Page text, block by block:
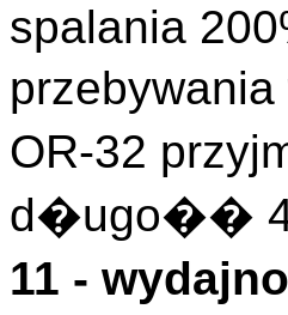
spalania
OR-32
d�ugo��
11 -